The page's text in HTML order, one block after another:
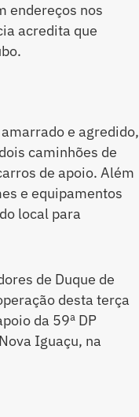
endereços nos
acredita que
e agredido,
caminhões de
de apoio. Além
e equipamentos
local para
de Duque de
desta terça
da 59ª DP
Iguaçu, na